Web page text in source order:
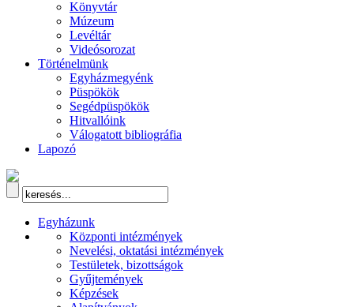
Könyvtár
Múzeum
Levéltár
Videósorozat
Történelmünk
Egyházmegyénk
Püspökök
Segédpüspökök
Hitvallóink
Válogatott bibliográfia
Lapozó
Egyházunk
Központi intézmények
Nevelési, oktatási intézmények
Testületek, bizottságok
Gyűjtemények
Képzések